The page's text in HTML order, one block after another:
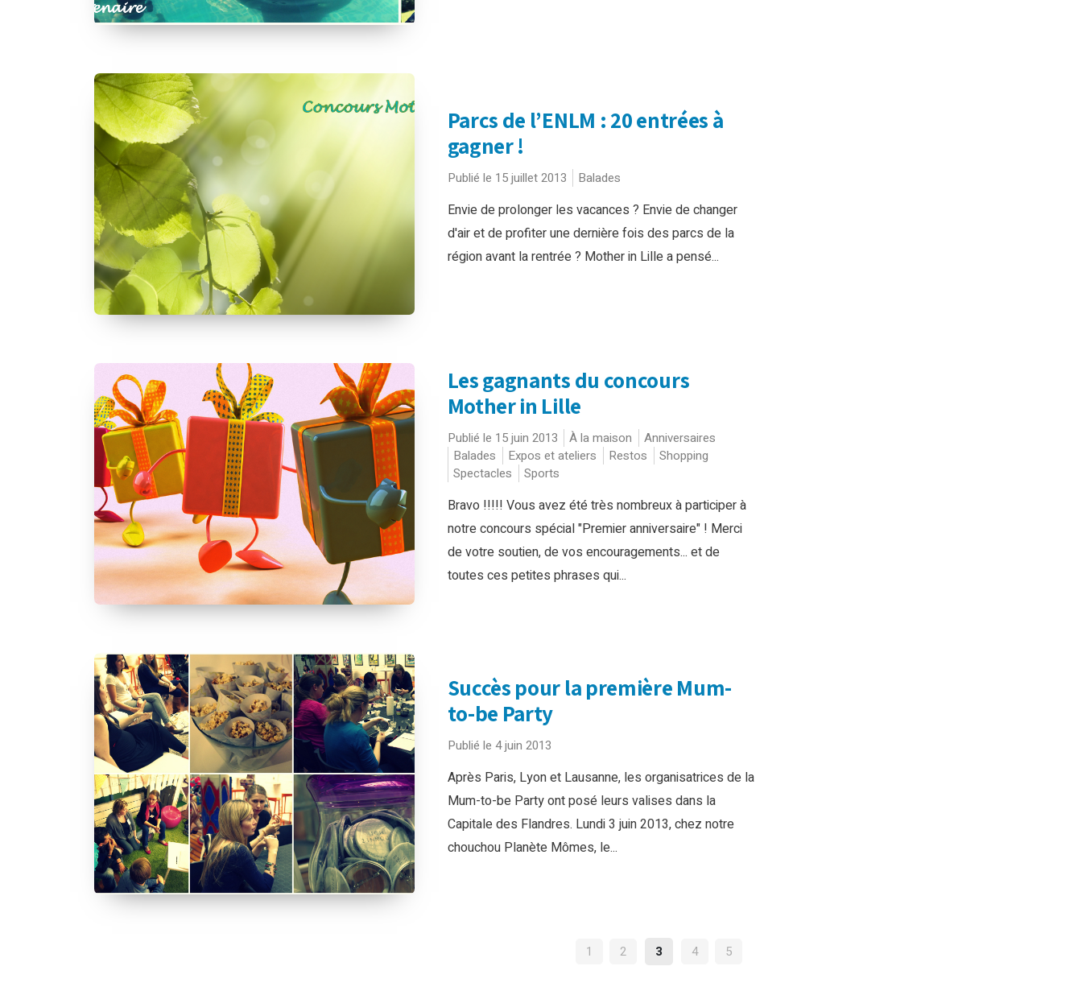
Parcs de l’ENLM : 20 entrées à
gagner !
Publié le 15 juillet 2013 Balades
Envie de prolonger les vacances ? Envie de changer
d'air et de profiter une dernière fois des parcs de la
région avant la rentrée ? Mother in Lille a pensé...
Les gagnants du concours
Mother in Lille
Publié le 15 juin 2013 À la maison
Anniversaires
Balades
Expos et ateliers Restos
Shopping
Spectacles
Sports
Bravo !!!!! Vous avez été très nombreux à participer à
notre concours spécial "Premier anniversaire" ! Merci
de votre soutien, de vos encouragements... et de
toutes ces petites phrases qui...
Succès pour la première Mum-
to-be Party
Publié le 4 juin 2013
Après Paris, Lyon et Lausanne, les organisatrices de la
Mum-to-be Party ont posé leurs valises dans la
Capitale des Flandres. Lundi 3 juin 2013, chez notre
chouchou Planète Mômes, le...
NAVIGATION
1 2 3 4 5